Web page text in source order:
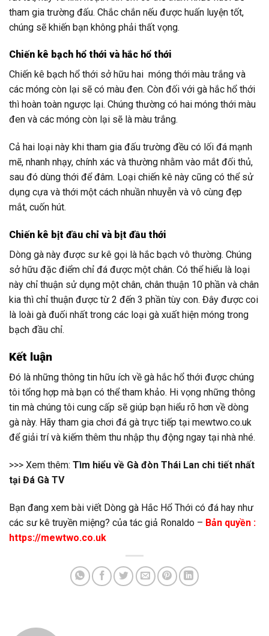
tham gia trường đấu. Chắc chắn nếu được huấn luyện tốt,
chúng sẽ khiến bạn không phải thất vọng.
Chiến kê bạch hổ thới và hắc hổ thới
Chiến kê bạch hổ thới sở hữu hai móng thới màu trắng và
các móng còn lại sẽ có màu đen. Còn đối với gà hắc hổ thới
thì hoàn toàn ngược lại. Chúng thường có hai móng thới màu
đen và các móng còn lại sẽ là màu trắng.
Cả hai loại này khi tham gia đấu trường đều có lối đá mạnh
mẽ, nhanh nhạy, chính xác và thường nhằm vào mắt đối thủ,
sau đó dùng thới để đâm. Loại chiến kê này cũng có thể sử
dụng cựa và thới một cách nhuần nhuyễn và vô cùng đẹp
mắt, cuốn hút.
Chiến kê bịt đầu chỉ và bịt đầu thới
Dòng gà này được sư kê gọi là hắc bạch vô thường. Chúng
sở hữu đặc điểm chỉ đá được một chân. Có thể hiểu là loại
này chỉ thuận sử dụng một chân, chân thuận 10 phần và chân
kia thì chỉ thuận được từ 2 đến 3 phần tùy con. Đây được coi
là loài gà đuối nhất trong các loại gà xuất hiện móng trong
bạch đầu chỉ.
Kết luận
Đó là những thông tin hữu ích về gà hắc hổ thới được chúng
tôi tổng hợp mà bạn có thể tham khảo. Hi vọng những thông
tin mà chúng tôi cung cấp sẽ giúp bạn hiểu rõ hơn về dòng
gà này. Hãy tham gia chơi đá gà trực tiếp tại mewtwo.co.uk
để giải trí và kiếm thêm thu nhập thụ động ngay tại nhà nhé.
>>> Xem thêm: Tìm hiểu về Gà đòn Thái Lan chi tiết nhất
tại Đá Gà TV
Bạn đang xem bài viết Dòng gà Hắc Hổ Thới có đá hay như
các sư kê truyền miệng? của tác giả Ronaldo – Bản quyền :
https://mewtwo.co.uk